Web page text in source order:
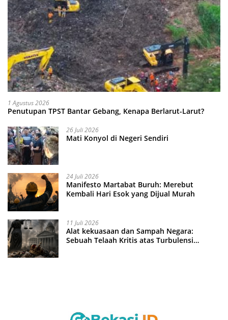
1 Agustus 2026
Penutupan TPST Bantar Gebang, Kenapa Berlarut-Larut?
26 Juli 2026
Mati Konyol di Negeri Sendiri
24 Juli 2026
Manifesto Martabat Buruh: Merebut
Kembali Hari Esok yang Dijual Murah
11 Juli 2026
Alat kekuasaan dan Sampah Negara:
Sebuah Telaah Kritis atas Turbulensi